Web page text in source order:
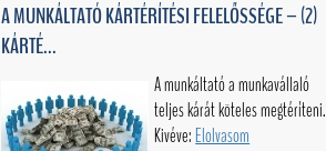
A MUNKÁLTATÓ KÁRTÉRÍTÉSI FELELŐSSÉGE – (2)
KÁRTÉ...
A munkáltató a munkavállaló
teljes kárát köteles megtéríteni.
Kivéve: Elolvasom